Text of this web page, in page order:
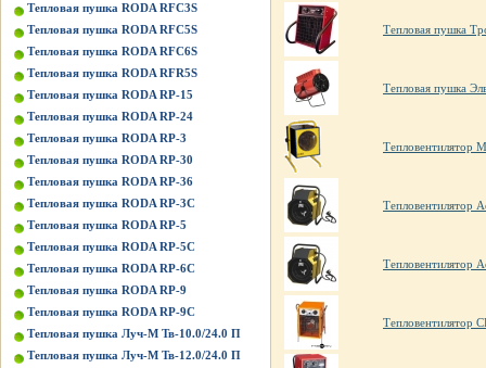
Тепловая пушка RODA RFC3S
Тепловая пушка RODA RFC5S
Тепловая пушка RODA RFC6S
Тепловая пушка RODA RFR5S
Тепловая пушка RODA RP-15
Тепловая пушка RODA RP-24
Тепловая пушка RODA RP-3
Тепловая пушка RODA RP-30
Тепловая пушка RODA RP-36
Тепловая пушка RODA RP-3C
Тепловая пушка RODA RP-5
Тепловая пушка RODA RP-5C
Тепловая пушка RODA RP-6C
Тепловая пушка RODA RP-9
Тепловая пушка RODA RP-9C
Тепловая пушка Луч-М Тв-10.0/24.0 П
Тепловая пушка Луч-М Тв-12.0/24.0 П
Тепловая пушка
Тепловая пушка
Тепловентилятор
Тепловентилятор
Тепловентилятор
Тепловентилятор